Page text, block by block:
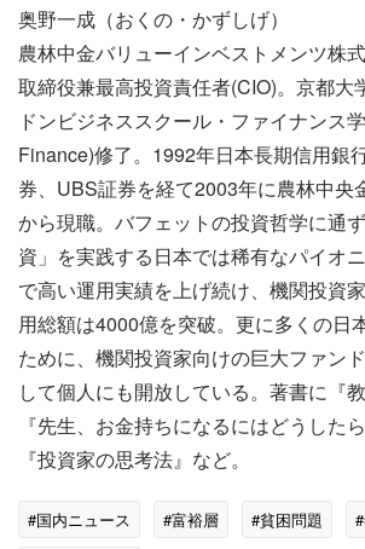
奥野一成（おくの・かずしげ）
農林中金バリューインベストメンツ株
取締役兼最高投資責任者(CIO)。京都大
ドンビジネススクール・ファイナンス
Finance)修了。1992年日本長期信用銀
券、UBS証券を経て2003年に農林中央
から現職。バフェットの投資哲学に通
資」を実践する日本では稀有なパイオ
で高い運用実績を上げ続け、機関投資
用総額は4000億を突破。更に多くの日
ために、機関投資家向けの巨大ファン
して個人にも開放している。著書に『
『先生、お金持ちになるにはどうした
『投資家の思考法』など。
#国内ニュース #富裕層 #貧困問題